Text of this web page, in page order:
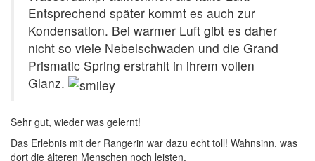
Entsprechend später kommt es auch zur
Kondensation. Bei warmer Luft gibt es daher
nicht so viele Nebelschwaden und die Grand
Prismatic Spring erstrahlt in ihrem vollen
Glanz.
Sehr gut, wieder was gelernt!
Das Erlebnis mit der Rangerin war dazu echt toll! Wahnsinn, was
dort die älteren Menschen noch leisten.